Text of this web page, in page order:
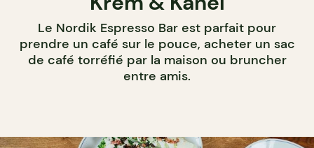
Le Nordik Espresso Bar est parfait pour
prendre un café sur le pouce, acheter un sac
de café torréfié par la maison ou bruncher
entre amis.